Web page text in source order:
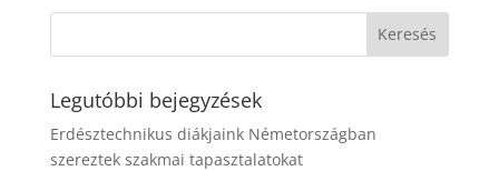
Legutóbbi bejegyzések
Erdésztechnikus diákjaink Németországban
szereztek szakmai tapasztalatokat